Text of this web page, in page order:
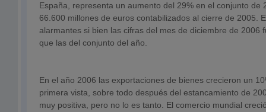
España, representa un aumento del 29% en el conjunto de
66.600 millones de euros contabilizados al cierre de 2005.
alarmantes si bien las cifras del mes de diciembre de 2006
que las del conjunto del año.
En el año 2006 las exportaciones de bienes crecieron un
primera vista, sobre todo después del estancamiento de
muy positiva, pero no lo es tanto. El comercio mundial